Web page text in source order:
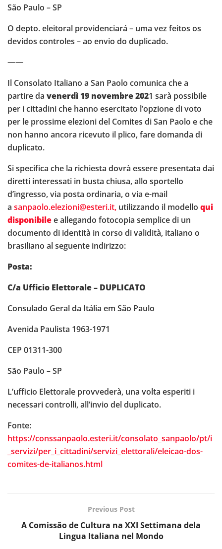
São Paulo – SP
O depto. eleitoral providenciará – uma vez feitos os
devidos controles – ao envio do duplicado.
——
Il Consolato Italiano a San Paolo comunica che a
partire da venerdì 19 novembre 2021 sarà possibile
per i cittadini che hanno esercitato l’opzione di voto
per le prossime elezioni del Comites di San Paolo e che
non hanno ancora ricevuto il plico, fare domanda di
duplicato.
Si specifica che la richiesta dovrà essere presentata dai
diretti interessati in busta chiusa, allo sportello
d’ingresso, via posta ordinaria, o via e-mail
a sanpaolo.elezioni@esteri.it, utilizzando il modello qui
disponibilee allegando fotocopia semplice di un
documento di identità in corso di validità, italiano o
brasiliano al seguente indirizzo:
Posta:
C/a Ufficio Elettorale – DUPLICATO
Consulado Geral da Itália em São Paulo
Avenida Paulista 1963-1971
CEP 01311-300
São Paulo – SP
L’ufficio Elettorale provvederà, una volta esperiti i
necessari controlli, all’invio del duplicato.
Fonte:
https://conssanpaolo.esteri.it/consolato_sanpaolo/pt/i
_servizi/per_i_cittadini/servizi_elettorali/eleicao-dos-
comites-de-italianos.html
Previous Post
A Comissão de Cultura na XXI Settimana dela
Lingua Italiana nel Mondo